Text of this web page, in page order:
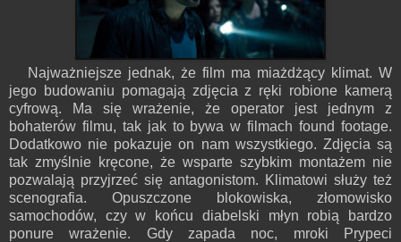
Najważniejsze jednak, że film ma miażdżący klimat. W
jego budowaniu pomagają zdjęcia z ręki robione kamerą
cyfrową. Ma się wrażenie, że operator jest jednym z
bohaterów filmu, tak jak to bywa w filmach found footage.
Dodatkowo nie pokazuje on nam wszystkiego. Zdjęcia są
tak zmyślnie kręcone, że wsparte szybkim montażem nie
pozwalają przyjrzeć się antagonistom. Klimatowi służy też
scenografia. Opuszczone blokowiska, złomowisko
samochodów, czy w końcu diabelski młyn robią bardzo
ponure wrażenie. Gdy zapada noc, mroki Prypeci